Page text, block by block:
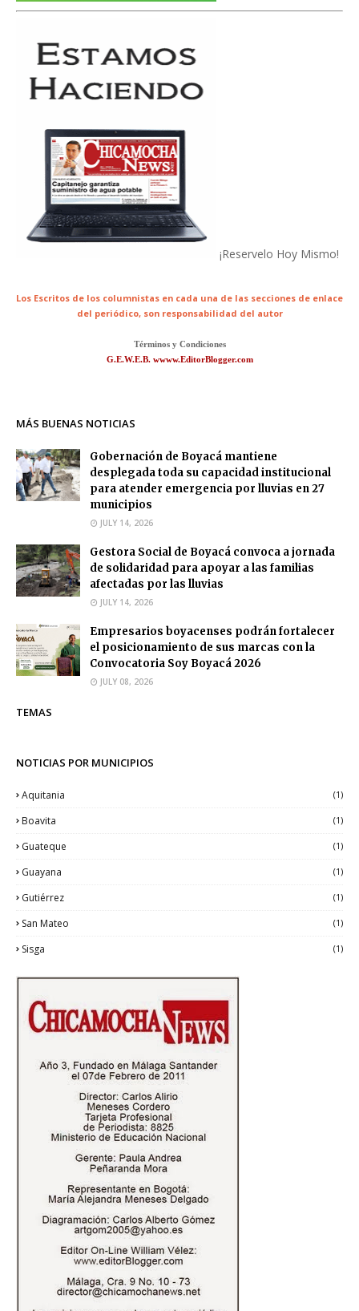
¡Reservelo Hoy Mismo!
Los Escritos de los columnistas en cada una de las secciones de enlace
del periódico, son responsabilidad del autor
Términos y Condiciones
G.E.W.E.B. wwww.EditorBlogger.com
MÁS BUENAS NOTICIAS
Gobernación de Boyacá mantiene
desplegada toda su capacidad institucional
para atender emergencia por lluvias en 27
municipios
JULY 14, 2026
Gestora Social de Boyacá convoca a jornada
de solidaridad para apoyar a las familias
afectadas por las lluvias
JULY 14, 2026
Empresarios boyacenses podrán fortalecer
el posicionamiento de sus marcas con la
Convocatoria Soy Boyacá 2026
JULY 08, 2026
TEMAS
NOTICIAS POR MUNICIPIOS
Aquitania (1)
Boavita (1)
Guateque (1)
Guayana (1)
Gutiérrez (1)
San Mateo (1)
Sisga (1)